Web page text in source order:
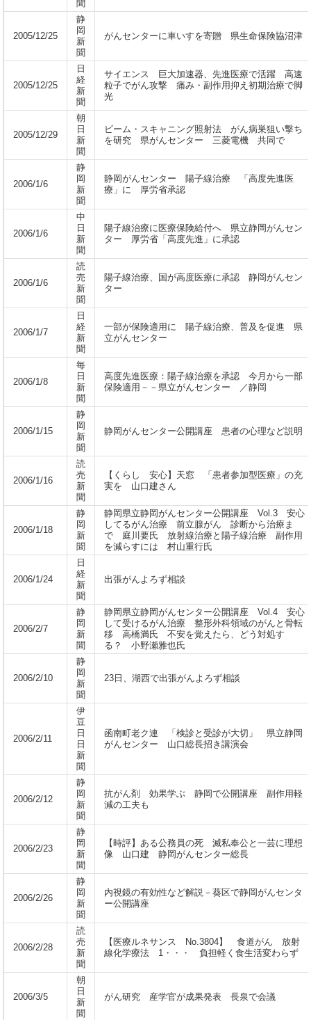
聞
2005/12/25
静
岡
新
聞
がんセンターに車いすを寄贈 県生命保険協沼津
2005/12/25
日
経
新
聞
サイエンス 巨大加速器、先進医療で活躍 高速
粒子でがん攻撃 痛み・副作用抑え初期治療で脚
光
2005/12/29
朝
日
新
聞
ビーム・スキャニング照射法 がん病巣狙い撃ち
を研究 県がんセンター 三菱電機 共同で
2006/1/6
静
岡
新
聞
静岡がんセンター 陽子線治療 「高度先進医
療」に 厚労省承認
2006/1/6
中
日
新
聞
陽子線治療に医療保険給付へ 県立静岡がんセン
ター 厚労省「高度先進」に承認
2006/1/6
読
売
新
聞
陽子線治療、国が高度医療に承認 静岡がんセン
ター
2006/1/7
日
経
新
聞
一部が保険適用に 陽子線治療、普及を促進 県
立がんセンター
2006/1/8
毎
日
新
聞
高度先進医療：陽子線治療を承認 今月から一部
保険適用－－県立がんセンター ／静岡
2006/1/15
静
岡
新
聞
静岡がんセンター公開講座 患者の心理など説明
2006/1/16
読
売
新
聞
【くらし 安心】天窓 「患者参加型医療」の充
実を 山口建さん
2006/1/18
静
岡
新
聞
静岡県立静岡がんセンター公開講座 Vol.3 安心
してるがん治療 前立腺がん 診断から治療ま
で 庭川要氏 放射線治療と陽子線治療 副作用
を減らすには 村山重行氏
2006/1/24
日
経
新
聞
出張がんよろず相談
2006/2/7
静
岡
新
聞
静岡県立静岡がんセンター公開講座 Vol.4 安心
して受けるがん治療 整形外科領域のがんと骨転
移 高橋満氏 不安を覚えたら、どう対処す
る？ 小野瀬雅也氏
2006/2/10
静
岡
新
聞
23日、湖西で出張がんよろず相談
2006/2/11
伊
豆
日
日
新
聞
函南町老ク連 「検診と受診が大切」 県立静岡
がんセンター 山口総長招き講演会
2006/2/12
静
岡
新
聞
抗がん剤 効果学ぶ 静岡で公開講座 副作用軽
減の工夫も
2006/2/23
静
岡
新
聞
【時評】ある公務員の死 滅私奉公と一芸に理想
像 山口建 静岡がんセンター総長
2006/2/26
静
岡
新
聞
内視鏡の有効性など解説－葵区で静岡がんセンタ
ー公開講座
2006/2/28
読
売
新
聞
【医療ルネサンス No.3804】 食道がん 放射
線化学療法 1・・・ 負担軽く食生活変わらず
2006/3/5
朝
日
新
聞
がん研究 産学官が成果発表 長泉で会議